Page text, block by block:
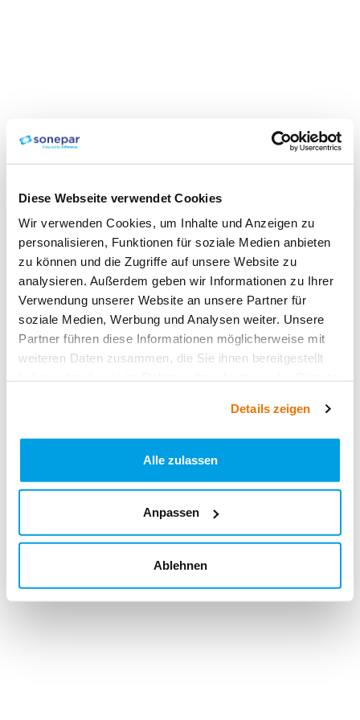
Diese Webseite verwendet Cookies
Wir verwenden Cookies, um Inhalte und Anzeigen zu
personalisieren, Funktionen für soziale Medien anbieten
zu können und die Zugriffe auf unsere Website zu
analysieren. Außerdem geben wir Informationen zu Ihrer
Verwendung unserer Website an unsere Partner für
soziale Medien, Werbung und Analysen weiter. Unsere
Partner führen diese Informationen möglicherweise mit
weiteren Daten zusammen, die Sie ihnen bereitgestellt
Details zeigen
Alle zulassen
Anpassen
Ablehnen